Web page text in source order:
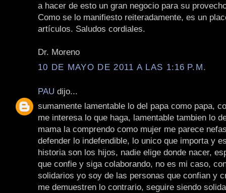
a hacer de esto un gran negocio para su
Como se lo manifiesto reiteradamente, es un
artículos. Saludos cordiales.
Dr. Moreno
10 DE MAYO DE 2011 A LAS 1:16 P.M.
PAU dijo...
sumamente lamentable lo del papa como papa,
me interesa lo que haga, lamentable tambien lo
mama la comprendo como mujer me parece
defender lo indefendible, lo unico que importa y
historia son los hijos, nadie elige donde nacer,
que confie y siga colaborando, no es mi caso,
solidarios yo soy de las personas que confian y
me demuestren lo contrario, seguire siendo